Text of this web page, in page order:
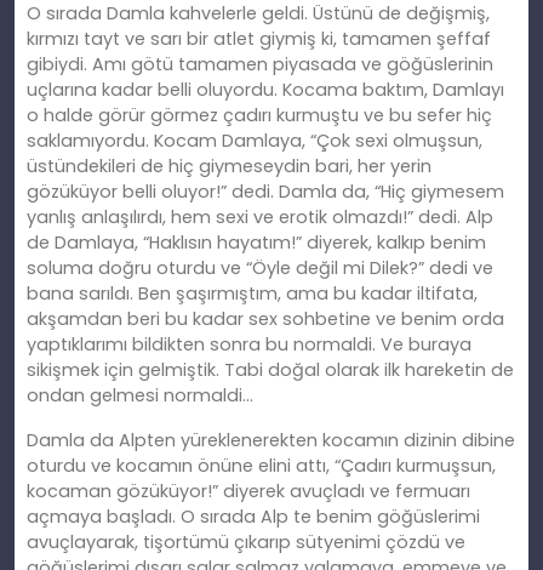
O sırada Damla kahvelerle geldi. Üstünü de değişmiş,
kırmızı tayt ve sarı bir atlet giymiş ki, tamamen şeffaf
gibiydi. Amı götü tamamen piyasada ve göğüslerinin
uçlarına kadar belli oluyordu. Kocama baktım, Damlayı
o halde görür görmez çadırı kurmuştu ve bu sefer hiç
saklamıyordu. Kocam Damlaya, “Çok sexi olmuşsun,
üstündekileri de hiç giymeseydin bari, her yerin
gözüküyor belli oluyor!” dedi. Damla da, “Hiç giymesem
yanlış anlaşılırdı, hem sexi ve erotik olmazdı!” dedi. Alp
de Damlaya, “Haklısın hayatım!” diyerek, kalkıp benim
soluma doğru oturdu ve “Öyle değil mi Dilek?” dedi ve
bana sarıldı. Ben şaşırmıştım, ama bu kadar iltifata,
akşamdan beri bu kadar sex sohbetine ve benim orda
yaptıklarımı bildikten sonra bu normaldi. Ve buraya
sikişmek için gelmiştik. Tabi doğal olarak ilk hareketin de
ondan gelmesi normaldi…
Damla da Alpten yüreklenerekten kocamın dizinin dibine
oturdu ve kocamın önüne elini attı, “Çadırı kurmuşsun,
kocaman gözüküyor!” diyerek avuçladı ve fermuarı
açmaya başladı. O sırada Alp te benim göğüslerimi
avuçlayarak, tişortümü çıkarıp sütyenimi çözdü ve